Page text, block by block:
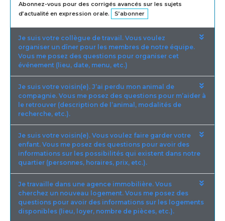
Abonnez-vous pour des corrigés avancés sur les sujets
d’actualité en expression orale.
S’abonner
Je suis votre collègue de travail. Vous voulez
organiser un dîner pour les membres de notre équipe.
Vous me posez des questions pour organiser cet
événement (lieu, date, menu, etc.)
Je suis votre voisin(e). J’ai perdu mon animal de
compagnie. Vous me posez des questions pour m’aider à
le retrouver (description de l’animal, modalités de
recherche, etc.).
Je suis votre voisin(e). Vous voulez faire garder votre
enfant. Vous me posez des questions pour avoir des
informations sur les possibilités qui existent dans notre
quartier (personnes, horaires, prix, etc.).
Je travaille dans une agence immobilière. Vous
cherchez un nouveau logement. Vous me posez des
questions pour avoir des informations sur les logements
disponibles (lieu, loyer, nombre de pièces, etc.).